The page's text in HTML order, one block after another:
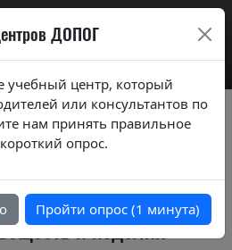
билетов по
2020
(тестовые
специализированного
и изделий
ДОПОГ
учебный центр, который
или консультантов по
нам принять правильное
опрос.
Пройти опрос (1 минута)